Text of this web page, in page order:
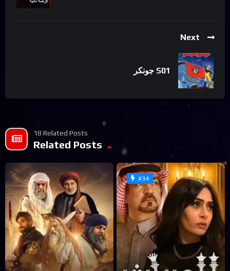
Next
جونكر S01
18 Related Posts
Related Posts
#34